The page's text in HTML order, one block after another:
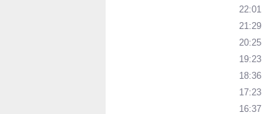
22:01
21:29
20:25
19:23
18:36
17:23
16:37